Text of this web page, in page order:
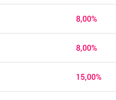
8,00%
8,00%
15,00%